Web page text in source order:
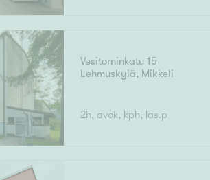
Kokonaispinta-ala
Vesitorninkatu 15
Lehmuskylä, Mikkeli
2h, avok, kph, las.p